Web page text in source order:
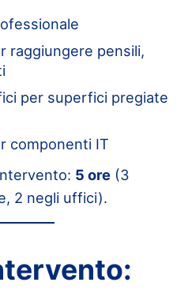
raggiungere pensili,
per superfici pregiate
componenti IT
5 ore (3
2 negli uffici).